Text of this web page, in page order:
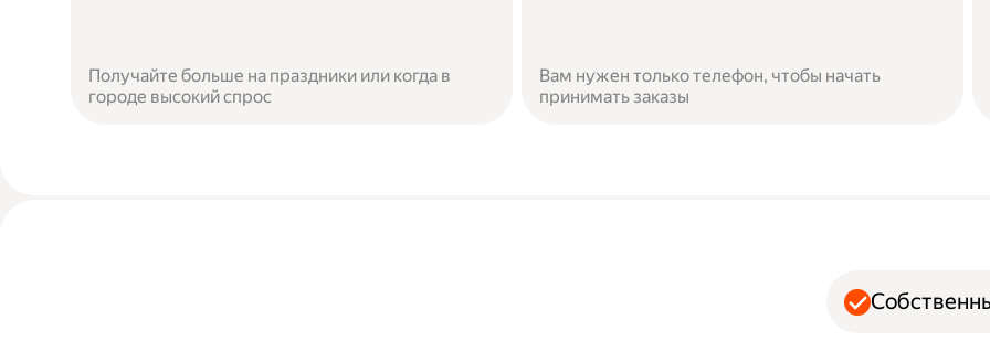
Получайте больше на праздники или когда в
городе высокий спрос
Вам нужен только телефон, чтобы начать
принимать заказы